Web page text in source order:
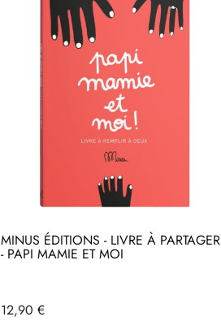
MINUS ÉDITIONS - LIVRE À PARTAGER
- PAPI MAMIE ET MOI
Prix
12,90 €